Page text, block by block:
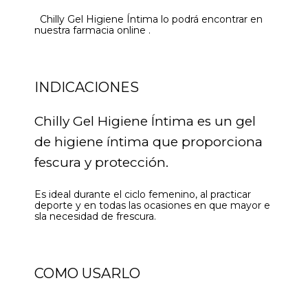
Chilly Gel Higiene Íntima lo podrá encontrar en
nuestra farmacia online .
INDICACIONES
Chilly Gel Higiene Íntima es un gel
de higiene íntima que proporciona
fescura y protección.
Es ideal durante el ciclo femenino, al practicar
deporte y en todas las ocasiones en que mayor e
sla necesidad de frescura.
COMO USARLO